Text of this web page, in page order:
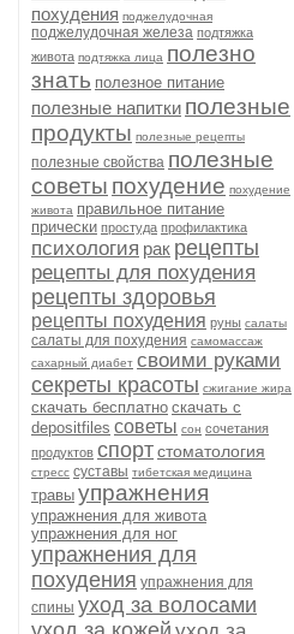
похудения поджелудочная
поджелудочная железа подтяжка
живота подтяжка лица полезно
знать полезное питание
полезные напитки полезные
продукты полезные рецепты
полезные свойства полезные
советы похудение похудение
живота правильное питание
прически простуда профилактика
психология рак рецепты
рецепты для похудения
рецепты здоровья
рецепты похудения руны салаты
салаты для похудения самомассаж
сахарный диабет своими руками
секреты красоты сжигание жира
скачать бесплатно скачать с
depositfiles советы сон сочетания
продуктов спортстоматология
стресс суставы тибетская медицина
травы упражнения
упражнения для живота
упражнения для ног
упражнения для
похудения упражнения для
спины уход за волосами